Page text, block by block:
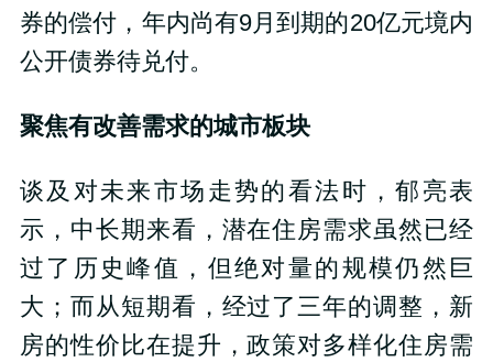
券的偿付，年内尚有9月到期的20亿元境内
公开债券待兑付。
聚焦有改善需求的城市板块
谈及对未来市场走势的看法时，郁亮表
示，中长期来看，潜在住房需求虽然已经
过了历史峰值，但绝对量的规模仍然巨
大；而从短期看，经过了三年的调整，新
房的性价比在提升，政策对多样化住房需